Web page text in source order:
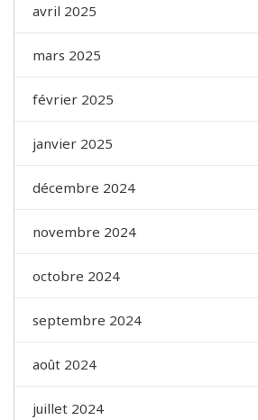
avril 2025
mars 2025
février 2025
janvier 2025
décembre 2024
novembre 2024
octobre 2024
septembre 2024
août 2024
juillet 2024